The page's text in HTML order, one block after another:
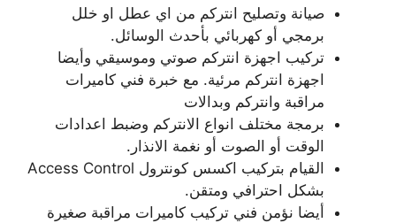
صيانة وتصليح انتركم من اي عطل او خلل
برمجي أو كهربائي بأحدث الوسائل.
تركيب اجهزة انتركم صوتي وموسيقي وأيضا
اجهزة انتركم مرئية. مع خبرة فني كاميرات
مراقبة وانتركم وبدالات
برمجة مختلف انواع الانتركم وضبط اعدادات
الوقت أو الصوت أو نغمة الانذار.
القيام بتركيب اكسس كونترول Access Control
بشكل احترافي ومتقن.
أيضا نؤمن فني تركيب كاميرات مراقبة صغيرة